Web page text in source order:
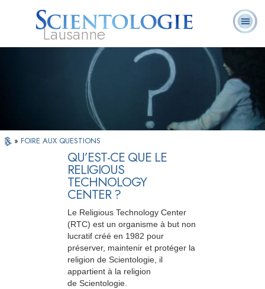
Lausanne
Qu’est-ce que la
Scientologie ?
Ministres
volontaires
Foire aux
questions
» FOIRE AUX QUESTIONS
QU’EST-CE QUE LE
RELIGIOUS
TECHNOLOGY
CENTER ?
Le Religious Technology Center
(RTC) est un organisme à but non
lucratif créé en 1982 pour
préserver, maintenir et protéger la
religion de Scientologie, il
appartient à la religion
de Scientologie.